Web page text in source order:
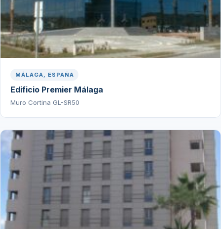
MÁLAGA, ESPAÑA
Edificio Premier Málaga
Muro Cortina GL-SR50